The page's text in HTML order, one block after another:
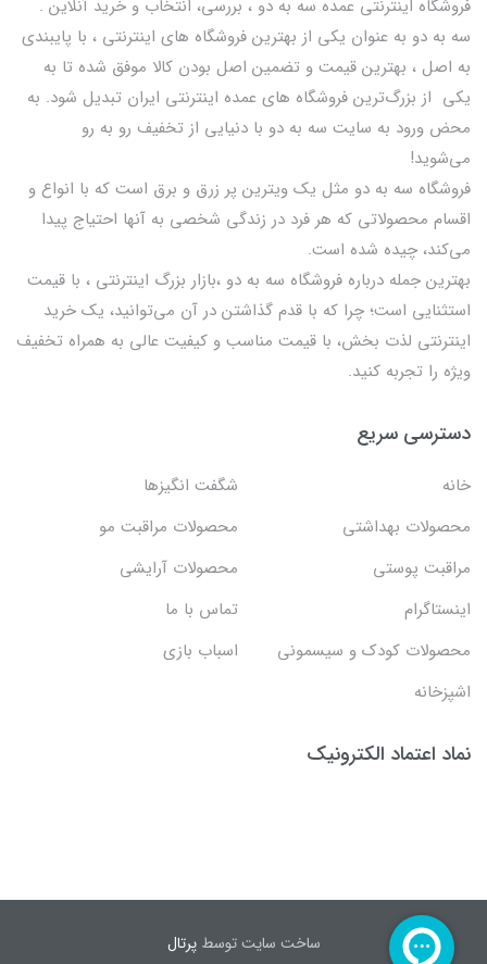
فروشگاه اینترنتی عمده سه به دو ، بررسی، انتخاب و خرید آنلاین .
سه به دو به عنوان یکی از بهترين فروشگاه های اینترنتی ، با پایبندی
به اصل ، بهترين قيمت و تضمین اصل‌ بودن کالا موفق شده تا به
يكي از بزرگ‌ترين فروشگاه هاي عمده اینترنتی ایران تبدیل شود. به
محض ورود به سایت سه به دو با دنیایی از تخفيف رو به رو
می‌شوید!
فروشگاه سه به دو مثل یک ویترین پر زرق و برق است که با انواع و
اقسام محصولاتی که هر فرد در زندگی شخصی به آنها احتیاج پیدا
می‌کند، چیده شده است.
بهترين جمله درباره فروشگاه سه به دو ،بازار بزرگ اینترنتی ، با قيمت
استثنايي است؛ چرا که با قدم گذاشتن در آن می‌توانید، یک خرید
اینترنتی لذت بخش، با قیمت مناسب و کیفیت عالی به همراه تخفیف
ویژه را تجربه کنید.
دسترسی سریع
خانه
شگفت انگيزها
محصولات بهداشتي
محصولات مراقبت مو
مراقبت پوستی
محصولات آرایشی
اینستاگرام
تماس با ما
محصولات کودک و سیسمونی
اسباب بازی
اشپزخانه
نماد اعتماد الکترونیک
ساخت سایت توسطپرتال